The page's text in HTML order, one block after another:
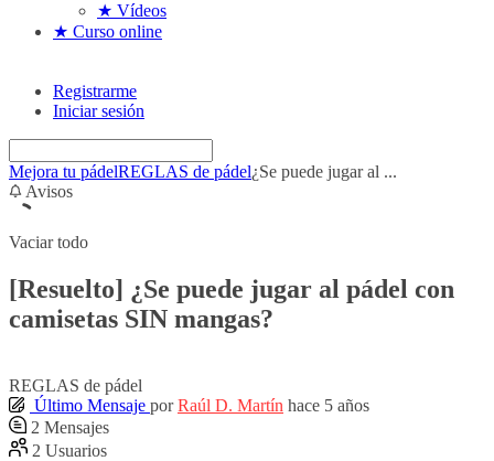
★ Vídeos
★ Curso online
Registrarme
Iniciar sesión
Mejora tu pádelREGLAS de pádel¿Se puede jugar al ...
Avisos
Vaciar todo
[Resuelto] ¿Se puede jugar al pádel con
camisetas SIN mangas?
REGLAS de pádel
Último Mensaje por Raúl D. Martín hace 5 años
2 Mensajes
2 Usuarios